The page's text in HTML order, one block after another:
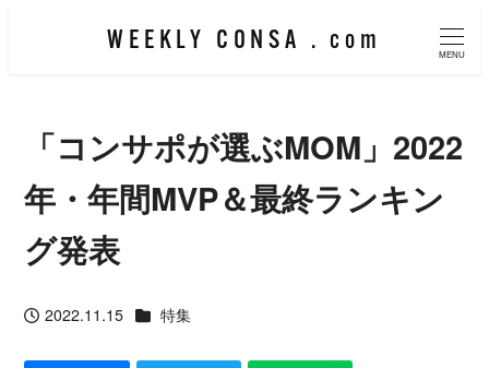
移
WEEKLY CONSA . com
MENU
「コンサポが選ぶMOM」2022
年・年間MVP＆最終ランキン
グ発表
投稿日
2022.11.15 カテゴリー
特集